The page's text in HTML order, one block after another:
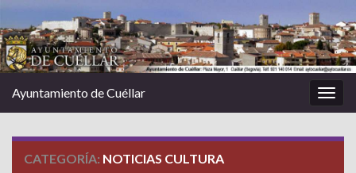
la
Ayuntamiento de Cuéllar
CATEGORÍA: NOTICIAS CULTURA